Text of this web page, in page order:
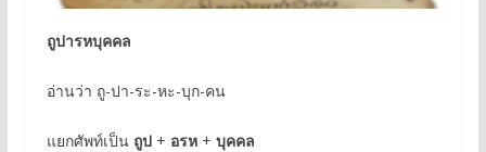
ถูปารหบุคคล
อ่านว่า ถู-ปา-ระ-หะ-บุก-คน
แยกศัพท์เป็น ถูป+ อรห+ บุคคล